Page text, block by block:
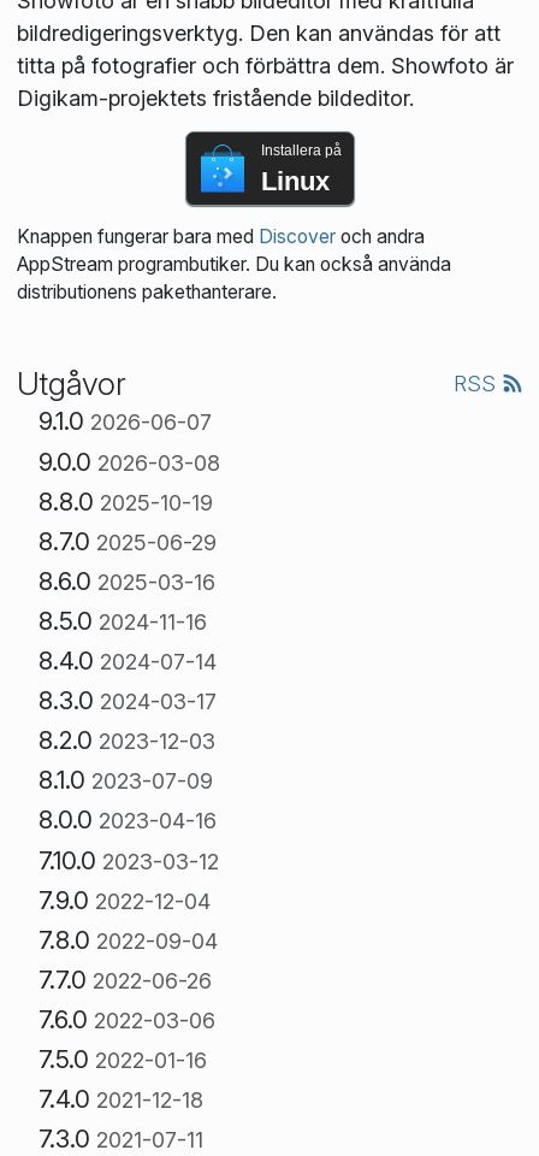
bildredigeringsverktyg. Den kan användas för att
titta på fotografier och förbättra dem. Showfoto är
Digikam-projektets fristående bildeditor.
Installera på
Linux
Knappen fungerar bara med Discoveroch andra
AppStream programbutiker. Du kan också använda
distributionens pakethanterare.
Utgåvor RSS
9.1.0 2026-06-07
9.0.0 2026-03-08
8.8.0 2025-10-19
8.7.0 2025-06-29
8.6.0 2025-03-16
8.5.0 2024-11-16
8.4.0 2024-07-14
8.3.0 2024-03-17
8.2.0 2023-12-03
8.1.0 2023-07-09
8.0.0 2023-04-16
7.10.0 2023-03-12
7.9.0 2022-12-04
7.8.0 2022-09-04
7.7.0 2022-06-26
7.6.0 2022-03-06
7.5.0 2022-01-16
7.4.0 2021-12-18
7.3.0 2021-07-11